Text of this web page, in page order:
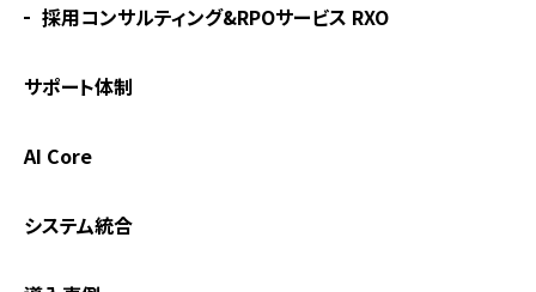
採用コンサルティング&RPOサービス RXO
サポート体制
AI Core
システム統合